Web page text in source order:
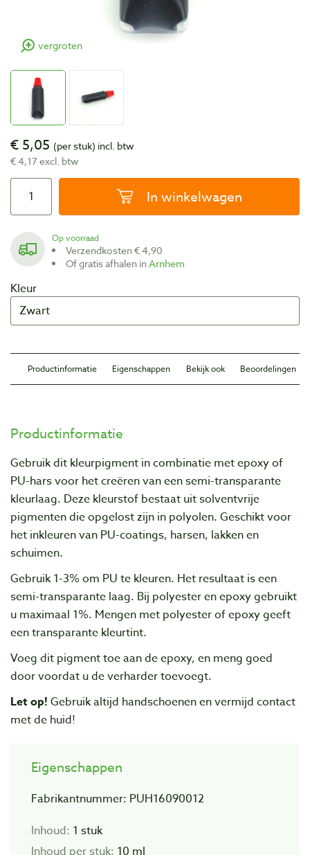
vergroten
€ 5,05 (per stuk) incl. btw
€ 4,17 excl. btw
In winkelwagen
Op voorraad
Verzendkosten € 4,90
Of gratis afhalen inArnhem
Kleur
Productinformatie Eigenschappen Bekijk ook Beoordelingen
Productinformatie
Gebruik dit kleurpigment in combinatie met epoxy of
PU-hars voor het creëren van een semi-transparante
kleurlaag. Deze kleurstof bestaat uit solventvrije
pigmenten die opgelost zijn in polyolen. Geschikt voor
het inkleuren van PU-coatings, harsen, lakken en
schuimen.
Gebruik 1-3% om PU te kleuren. Het resultaat is een
semi-transparante laag. Bij polyester en epoxy gebruikt
u maximaal 1%. Mengen met polyester of epoxy geeft
een transparante kleurtint.
Voeg dit pigment toe aan de epoxy, en meng goed
door voordat u de verharder toevoegt.
Let op! Gebruik altijd handschoenen en vermijd contact
met de huid!
Eigenschappen
Fabrikantnummer: PUH16090012
Inhoud: 1 stuk